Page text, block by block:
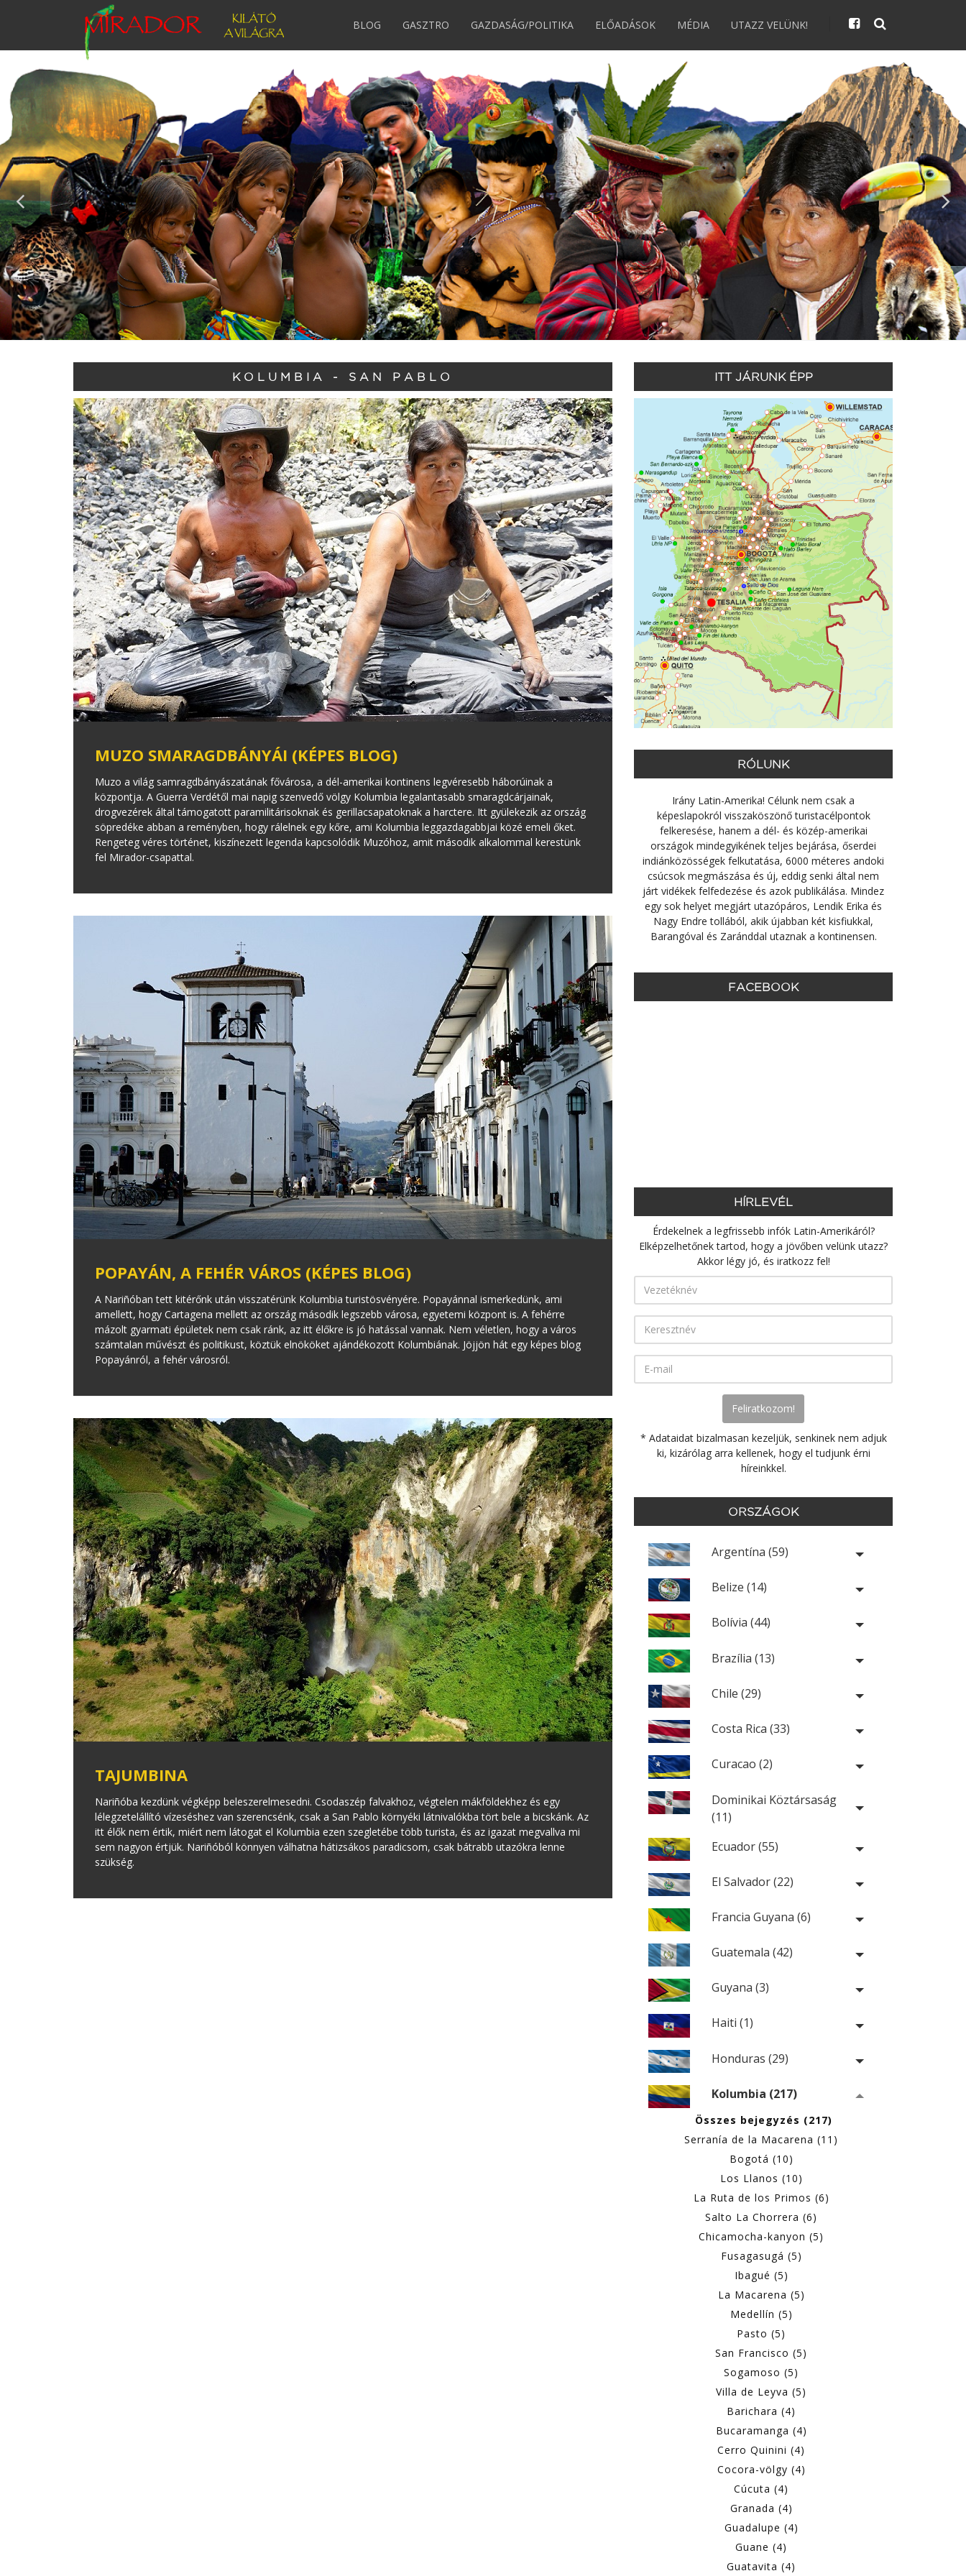
BLOG GASZTRO GAZDASÁG/POLITIKA ELŐADÁSOK MÉDIA UTAZZ VELÜNK!
KOLUMBIA - SAN PABLO
MUZO SMARAGDBÁNYÁI (KÉPES BLOG)
Muzo a világ samragdbányászatának fővárosa, a dél-amerikai kontinens legvéresebb háborúinak a
központja. A Guerra Verdétől mai napig szenvedő völgy Kolumbia legalantasabb smaragdcárjainak,
drogvezérek által támogatott paramilitárisoknak és gerillacsapatoknak a harctere. Itt gyülekezik az ország
söpredéke abban a reményben, hogy rálelnek egy kőre, ami Kolumbia leggazdagabbjai közé emeli őket.
Rengeteg véres történet, kiszínezett legenda kapcsolódik Muzóhoz, amit második alkalommal kerestünk
fel Mirador-csapattal.
POPAYÁN, A FEHÉR VÁROS (KÉPES BLOG)
A Nariñóban tett kitérőnk után visszatérünk Kolumbia turistösvényére. Popayánnal ismerkedünk, ami
amellett, hogy Cartagena mellett az ország második legszebb városa, egyetemi központ is. A fehérre
mázolt gyarmati épületek nem csak ránk, az itt élőkre is jó hatással vannak. Nem véletlen, hogy a város
számtalan művészt és politikust, köztük elnököket ajándékozott Kolumbiának. Jöjjön hát egy képes blog
Popayánról, a fehér városról.
TAJUMBINA
Nariñóba kezdünk végképp beleszerelmesedni. Csodaszép falvakhoz, végtelen mákföldekhez és egy
lélegzetelállító vízeséshez van szerencsénk, csak a San Pablo környéki látnivalókba tört bele a bicskánk. Az
itt élők nem értik, miért nem látogat el Kolumbia ezen szegletébe több turista, és az igazat megvallva mi
sem nagyon értjük. Nariñóból könnyen válhatna hátizsákos paradicsom, csak bátrabb utazókra lenne
szükség.
ITT JÁRUNK ÉPP
RÓLUNK
Irány Latin-Amerika! Célunk nem csak a
képeslapokról visszaköszönő turistacélpontok
felkeresése, hanem a dél- és közép-amerikai
országok mindegyikének teljes bejárása, őserdei
indiánközösségek felkutatása, 6000 méteres andoki
csúcsok megmászása és új, eddig senki által nem
járt vidékek felfedezése és azok publikálása. Mindez
egy sok helyet megjárt utazópáros, Lendik Erika és
Nagy Endre tollából, akik újabban két kisfiukkal,
Barangóval és Zaránddal utaznak a kontinensen.
FACEBOOK
HÍRLEVÉL
Érdekelnek a legfrissebb infók Latin-Amerikáról?
Elképzelhetőnek tartod, hogy a jövőben velünk utazz?
Akkor légy jó, és iratkozz fel!
* Adataidat bizalmasan kezeljük, senkinek nem adjuk
ki, kizárólag arra kellenek, hogy el tudjunk érni
híreinkkel.
ORSZÁGOK
Argentína (59)
Belize (14)
Bolívia (44)
Brazília (13)
Chile (29)
Costa Rica (33)
Curacao (2)
Dominikai Köztársaság
(11)
Ecuador (55)
El Salvador (22)
Francia Guyana (6)
Guatemala (42)
Guyana (3)
Haiti (1)
Honduras (29)
Kolumbia (217)
Összes bejegyzés (217)
Serranía de la Macarena (11)
Bogotá (10)
Los Llanos (10)
La Ruta de los Primos (6)
Salto La Chorrera (6)
Chicamocha-kanyon (5)
Fusagasugá (5)
Ibagué (5)
La Macarena (5)
Medellín (5)
Pasto (5)
San Francisco (5)
Sogamoso (5)
Villa de Leyva (5)
Barichara (4)
Bucaramanga (4)
Cerro Quinini (4)
Cocora-völgy (4)
Cúcuta (4)
Granada (4)
Guadalupe (4)
Guane (4)
Guatavita (4)